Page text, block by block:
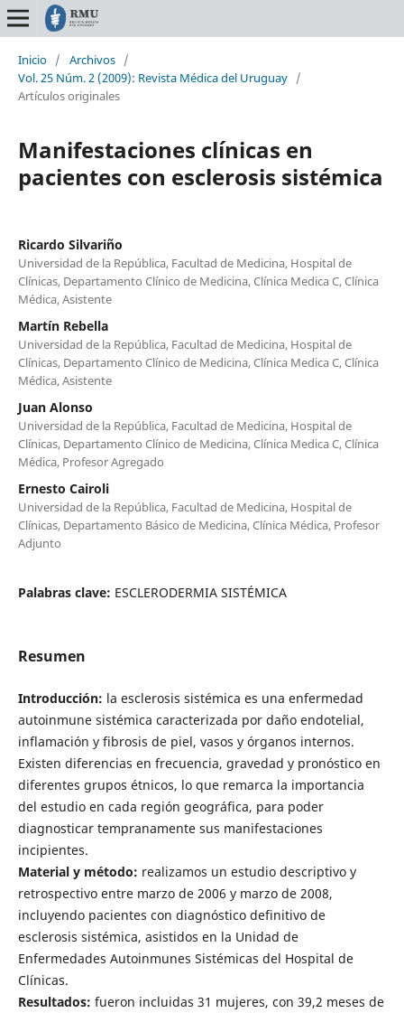
Inicio / Archivos /
Vol. 25 Núm. 2 (2009): Revista Médica del Uruguay /
Artículos originales
Manifestaciones clínicas en
pacientes con esclerosis sistémica
Ricardo Silvariño
Universidad de la República, Facultad de Medicina, Hospital de
Clínicas, Departamento Clínico de Medicina, Clínica Medica C, Clínica
Médica, Asistente
Martín Rebella
Universidad de la República, Facultad de Medicina, Hospital de
Clínicas, Departamento Clínico de Medicina, Clínica Medica C, Clínica
Médica, Asistente
Juan Alonso
Universidad de la República, Facultad de Medicina, Hospital de
Clínicas, Departamento Clínico de Medicina, Clínica Medica C, Clínica
Médica, Profesor Agregado
Ernesto Cairoli
Universidad de la República, Facultad de Medicina, Hospital de
Clínicas, Departamento Básico de Medicina, Clínica Médica, Profesor
Adjunto
Palabras clave: ESCLERODERMIA SISTÉMICA
Resumen
Introducción: la esclerosis sistémica es una enfermedad
autoinmune sistémica caracterizada por daño endotelial,
inflamación y fibrosis de piel, vasos y órganos internos.
Existen diferencias en frecuencia, gravedad y pronóstico en
diferentes grupos étnicos, lo que remarca la importancia
del estudio en cada región geográfica, para poder
diagnosticar tempranamente sus manifestaciones
incipientes.
Material y método: realizamos un estudio descriptivo y
retrospectivo entre marzo de 2006 y marzo de 2008,
incluyendo pacientes con diagnóstico definitivo de
esclerosis sistémica, asistidos en la Unidad de
Enfermedades Autoinmunes Sistémicas del Hospital de
Clínicas.
Resultados: fueron incluidas 31 mujeres, con 39,2 meses de